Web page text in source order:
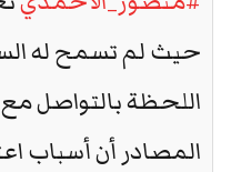
حيث لم تسمح له
اللحظة بالتواصل
المصادر أن أسباب